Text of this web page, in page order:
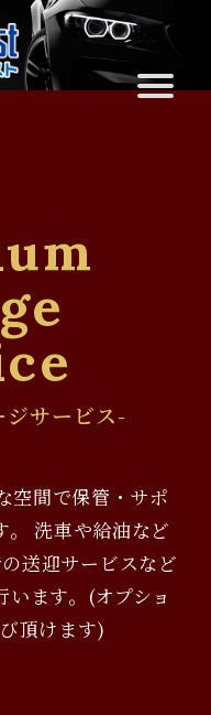
サービス-
空間で保管・サポ
。 洗車や給油など
送迎サービスなど
います。(オプショ
頂けます)